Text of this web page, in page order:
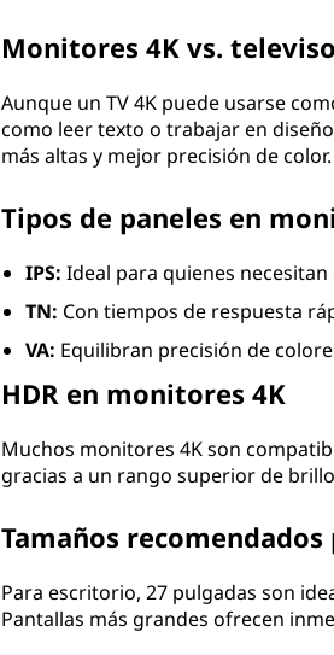
Monitores 4K vs.
Aunque un TV 4K puede usarse
como leer texto o trabajar en
más altas y mejor precisión de color.
Tipos de paneles en
IPS: Ideal para quienes
TN: Con tiempos de respuesta
VA: Equilibran precisión de
HDR en monitores 4K
Muchos monitores 4K son
gracias a un rango superior de
Tamaños
Para escritorio, 27 pulgadas son
Pantallas más grandes ofrecen